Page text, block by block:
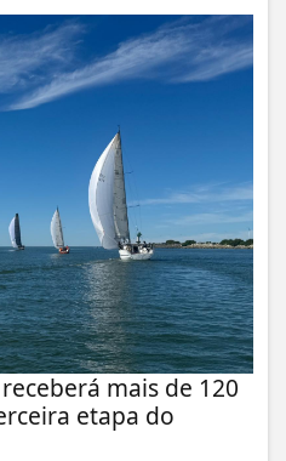
mais de 120
etapa do